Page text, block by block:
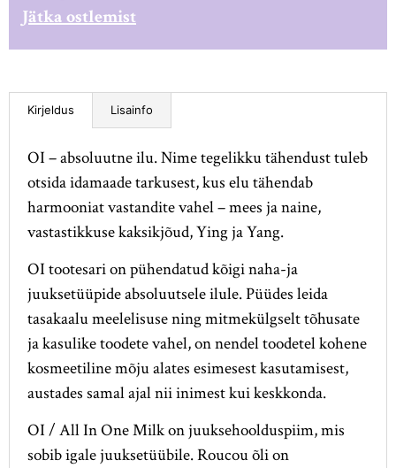
Jätka ostlemist
Kirjeldus Lisainfo
OI – absoluutne ilu. Nime tegelikku tähendust tuleb
otsida idamaade tarkusest, kus elu tähendab
harmooniat vastandite vahel – mees ja naine,
vastastikkuse kaksikjõud, Ying ja Yang.
OI tootesari on pühendatud kõigi naha-ja
juuksetüüpide absoluutsele ilule. Püüdes leida
tasakaalu meelelisuse ning mitmekülgselt tõhusate
ja kasulike toodete vahel, on nendel toodetel kohene
kosmeetiline mõju alates esimesest kasutamisest,
austades samal ajal nii inimest kui keskkonda.
OI / All In One Milk on juuksehoolduspiim, mis
sobib igale juuksetüübile. Roucou õli on